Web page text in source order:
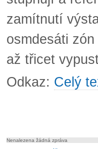
zamítnutí
osmdesáti
až třicet
Odkaz: Celý
Nenalezena žádná zpráva